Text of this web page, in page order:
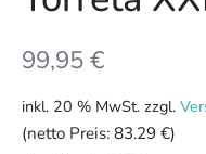
99,95€
inkl. 20 % MwSt. zzgl.
(netto Preis: 83.29 €)